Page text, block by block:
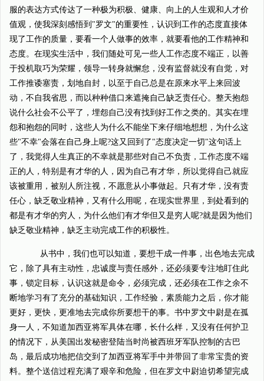
服的表达方式传达了一种极为积极、健康、向上的人生观和人才价
值观，使我深刻感悟到"罗文"的重要性，认识到工作的态度直接体
现了工作的质量，要看一个人做事的效率，就要看他的工作精神和
态度。在现实生活中，我们随处可见一些人工作态度不端正，以善
于投机取巧为荣耀，领导一转身就懈怠，没有监督就没有自觉，对
工作推诿塞责，划地自封，以至于自己总是在原来水平上来回波
动，不自我省思，而以种种借口来遮掩自己缺乏责任心。整天抱怨
说什么社会不公平了，埋怨自己没有找到好工作之类的。其实在埋
怨和抱怨的同时，这些人为什么不能坐下来仔细地想想，为什么这
些"不幸"会落在自己身上呢?这又回到了"态度决定一切"这句话上
了，我觉得人生真正的不幸就是那些对自己不负责，工作态度不端
正的人，特别是有才华的人，因为自己有才华，所以觉得自己就应
该被重用，被别人所注视，不愿意从小事做起。只有才华，没有责
任心，缺乏敬业精神，又有什么用呢，在现实世界里，到处看到的
都是有才华的穷人，为什么他们有才华但又是穷人呢?就是因为他们
缺乏敬业精神，缺乏主动完成工作的积极性。
从书中，我们也可以知道，要想干成一件事，出色地去完成
它，除了具有主动性，忠诚度与责任感外，还必须要专注地盯住此
事，锁定目标，认识这就是命令，必须完成，还必须在工作之余不
断地学习有了充分的基础知识，工作经验，素质能力之后，你才能
更好，更快，更准地去完成你所要想干的事。书中罗文中尉是在孤
身一人，不知道加西亚将军具体在哪，长什么样，又没有任何护卫
的情况下，从美国出发秘密登陆当时尚被西班牙军队控制的古巴
岛，最后成功地把信交到了加西亚将军手中并带回了非常宝贵的资
料。整个送信过程充满了艰辛和危险，但在罗文中尉迫切希望完成